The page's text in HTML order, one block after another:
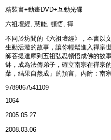
精裝書+動畫DVD+互動光碟
六祖壇經; 慧能; 頓悟; 禪
不同於坊間的《六祖壇經》，本書以
生動活潑的故事，讓你輕鬆進入禪宗
師菩提達摩到五祖弘忍頓悟成佛的故
缽，成為法傳弟子，確立南宗在禪宗
葉，結果自然成」的預言。內附：南
9789867541109
1064
2005.05.27
2008.03.06